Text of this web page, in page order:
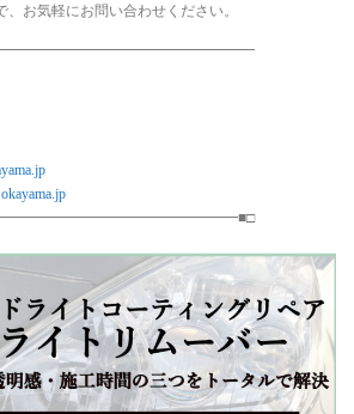
お気軽にお問い合わせください。